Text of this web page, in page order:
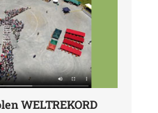
WELTREKORD